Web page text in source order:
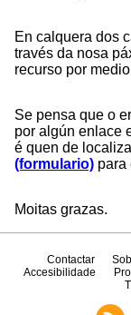
En calquera dos
través da nosa
recurso por
Se pensa que o
por algún enlace
é quen de
(formulario) para
Moitas grazas.
Contactar
Accesibilidade